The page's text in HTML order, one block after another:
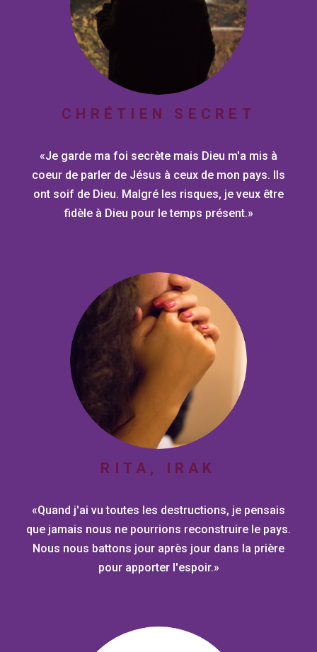
CHRÉTIEN SECRET
«Je garde ma foi secrète mais Dieu m'a mis à
coeur de parler de Jésus à ceux de mon pays. Ils
ont soif de Dieu. Malgré les risques, je veux être
fidèle à Dieu pour le temps présent.»
RITA, IRAK
«Quand j'ai vu toutes les destructions, je pensais
que jamais nous ne pourrions reconstruire le pays.
Nous nous battons jour après jour dans la prière
pour apporter l'espoir.»